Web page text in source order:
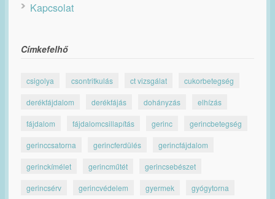
Kapcsolat
Címkefelhő
csigolya csontritkulás ct vizsgálat cukorbetegség
derékfájdalom derékfájás dohányzás elhízás
fájdalom fájdalomcsillapítás gerinc gerincbetegség
gerinccsatorna gerincferdülés gerincfájdalom
gerinckímélet gerincműtét gerincsebészet
gerincsérv gerincvédelem gyermek gyógytorna